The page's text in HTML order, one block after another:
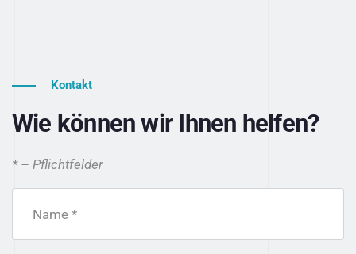
Kontakt
Wie können wir Ihnen helfen?
* – Pflichtfelder
Name *